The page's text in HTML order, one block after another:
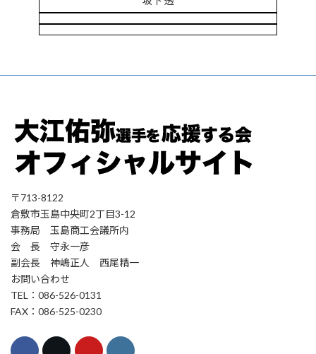
〒713-8122
倉敷市玉島中央町2丁目3-12
事務局 玉島商工会議所内
会 長 守永一彦
副会長 神嶋正人 西尾精一
お問い合わせ
TEL：086-526-0131
FAX：086-525-0230